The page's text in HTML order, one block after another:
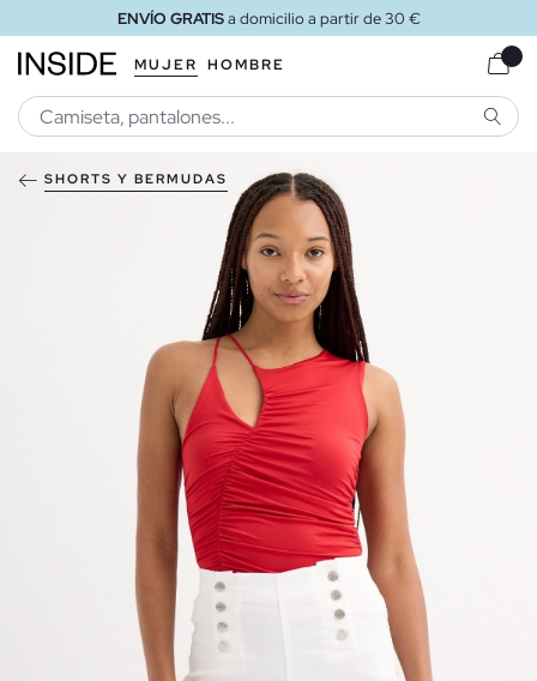
ENVÍO GRATISa domicilio a partir de 30 €
MUJER HOMBRE
SHORTS Y BERMUDAS